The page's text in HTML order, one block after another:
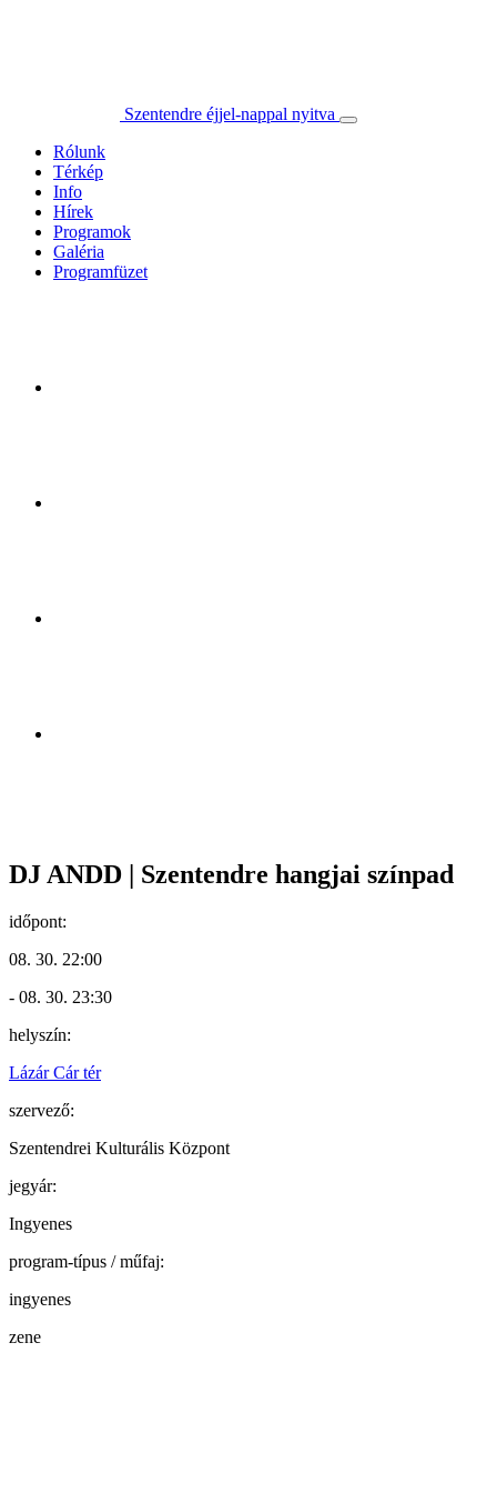
Szentendre éjjel-nappal nyitva
Rólunk
Térkép
Info
Hírek
Programok
Galéria
Programfüzet
DJ ANDD | Szentendre hangjai színpad
időpont:
08. 30. 22:00
- 08. 30. 23:30
helyszín:
Lázár Cár tér
szervező:
Szentendrei Kulturális Központ
jegyár:
Ingyenes
program-típus / műfaj:
ingyenes
zene